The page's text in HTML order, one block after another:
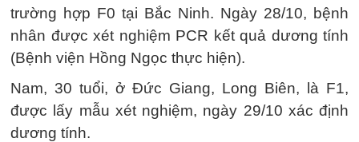
trường hợp F0 tại Bắc Ninh. Ngày 28/10, bệnh
nhân được xét nghiệm PCR kết quả dương tính
(Bệnh viện Hồng Ngọc thực hiện).
Nam, 30 tuổi, ở Đức Giang, Long Biên, là F1,
được lấy mẫu xét nghiệm, ngày 29/10 xác định
dương tính.